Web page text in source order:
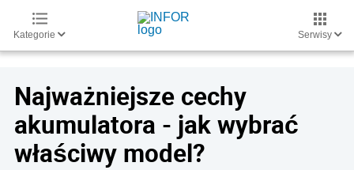
Kategorie Serwisy
Najważniejsze cechy
akumulatora - jak wybrać
właściwy model?